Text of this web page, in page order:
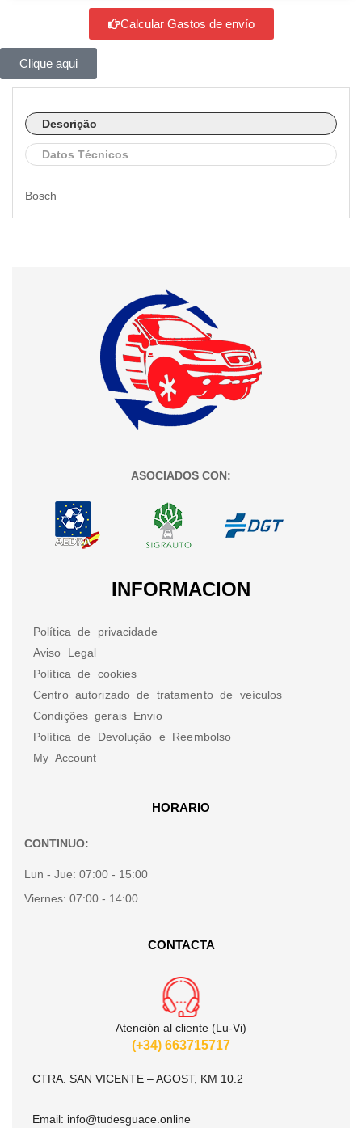
Calcular Gastos de envío
Clique aqui
Descrição
Datos Técnicos
Bosch
ASOCIADOS CON:
INFORMACION
Política de privacidade
Aviso Legal
Política de cookies
Centro autorizado de tratamento de veículos
Condições gerais Envio
Política de Devolução e Reembolso
My Account
HORARIO
CONTINUO:
Lun - Jue: 07:00 - 15:00
Viernes: 07:00 - 14:00
CONTACTA
Atención al cliente (Lu-Vi)
(+34) 663715717
CTRA. SAN VICENTE – AGOST, KM 10.2
Email: info@tudesguace.online